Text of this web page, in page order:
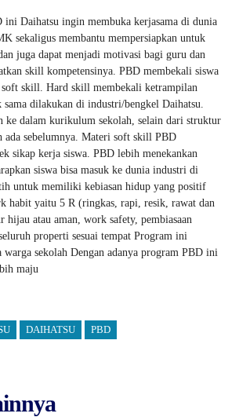
Daihatsu ingin membuka kerjasama di dunia
sekaligus membantu mempersiapkan untuk
juga dapat menjadi motivasi bagi guru dan
skill kompetensinya. PBD membekali siswa
soft skill. Hard skill membekali ketrampilan
dilakukan di industri/bengkel Daihatsu.
ke dalam kurikulum sekolah, selain dari struktur
ada sebelumnya. Materi soft skill PBD
sikap kerja siswa. PBD lebih menekankan
siswa bisa masuk ke dunia industri di
untuk memiliki kebiasan hidup yang positif
habit yaitu 5 R (ringkas, rapi, resik, rawat dan
atau aman, work safety, pembiasaan
properti sesuai tempat Program ini
warga sekolah Dengan adanya program PBD ini
maju
DAIHATSU PBD